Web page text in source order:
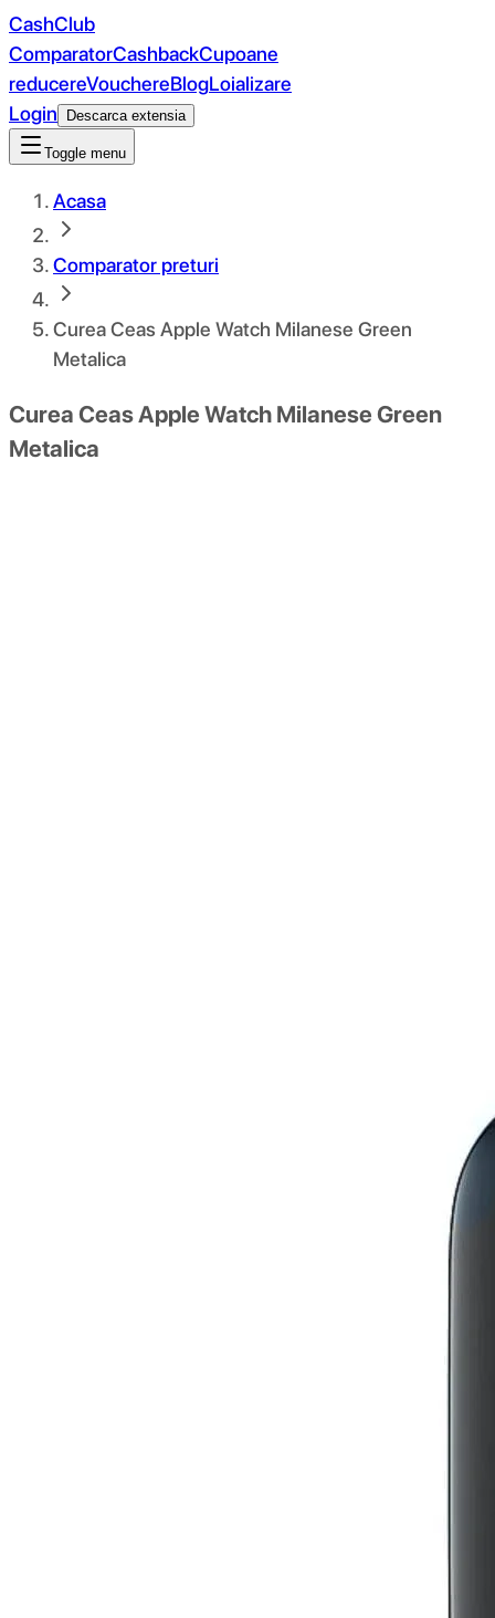
CashClub
ComparatorCashbackCupoane
reducereVouchereBlogLoializare
Login
Descarca extensia
Toggle menu
Acasa
Comparator preturi
Curea Ceas Apple Watch Milanese Green
Metalica
Curea Ceas Apple Watch Milanese Green
Metalica